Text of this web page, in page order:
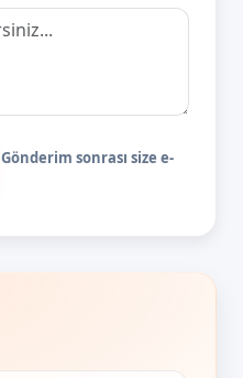
Gönderim sonrası size e-